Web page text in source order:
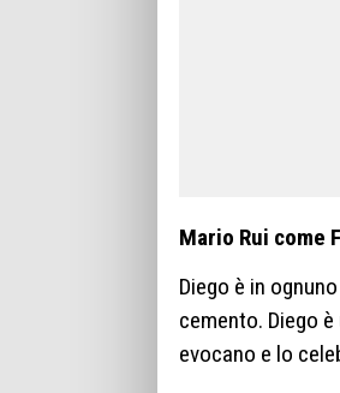
Mario Rui come
Diego è in
cemento. Diego
evocano e lo